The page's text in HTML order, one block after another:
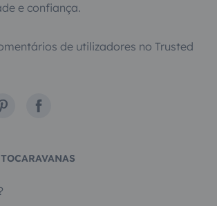
e confiança.
de utilizadores no Trusted
Facebook